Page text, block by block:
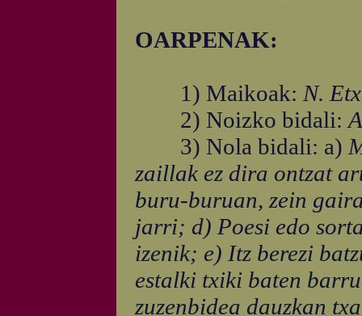
OARPENAK:
1) Maikoak: N.
2) Noizko bidali:
3) Nola bidali: a)
zaillak ez dira ontzat
buru-buruan, zein
jarri; d) Poesi edo
izenik; e) Itz berezi
estalki txiki baten
zuzenbidea dauzkan